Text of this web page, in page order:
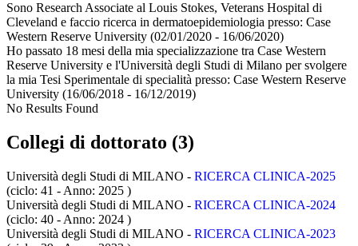
Sono Research Associate al Louis Stokes, Veterans Hospital di
Cleveland e faccio ricerca in dermatoepidemiologia presso: Case
Western Reserve University (02/01/2020 - 16/06/2020)
Ho passato 18 mesi della mia specializzazione tra Case Western
Reserve University e l'Università degli Studi di Milano per svolgere
la mia Tesi Sperimentale di specialità presso: Case Western Reserve
University (16/06/2018 - 16/12/2019)
No Results Found
Collegi di dottorato (3)
Università degli Studi di MILANO - RICERCA CLINICA-2025
(ciclo: 41 - Anno: 2025 )
Università degli Studi di MILANO - RICERCA CLINICA-2024
(ciclo: 40 - Anno: 2024 )
Università degli Studi di MILANO - RICERCA CLINICA-2023